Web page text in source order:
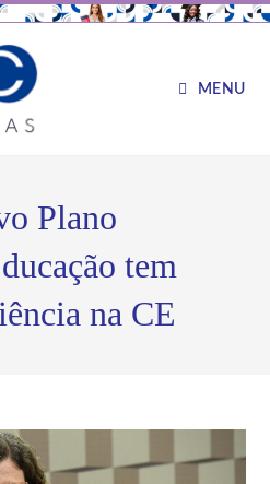
MENU
Plano
tem
na CE